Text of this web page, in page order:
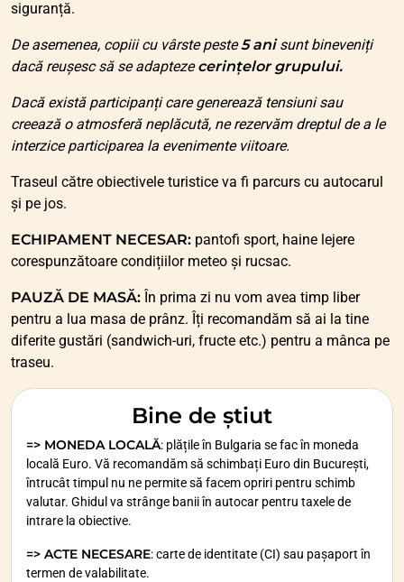
Bine de știut
=> MONEDA LOCALĂ: plățile în Bulgaria se fac în moneda
locală Euro. Vă recomandăm să schimbați Euro din București,
întrucât timpul nu ne permite să facem opriri pentru schimb
valutar. Ghidul va strânge banii în autocar pentru taxele de
intrare la obiective.
=> ACTE NECESARE: carte de identitate (CI) sau pașaport în
termen de valabilitate.
siguranță.
De asemenea, copiii cu vârste peste5 anisunt bineveniți
dacă reușesc să se adaptezecerințelor grupului.
Dacă există participanți care generează tensiuni sau
creează o atmosferă neplăcută, ne rezervăm dreptul de a le
interzice participarea la evenimente viitoare.
Traseul către obiectivele turistice va fi parcurs cu autocarul
și pe jos.
ECHIPAMENT NECESAR: pantofi sport, haine lejere
corespunzătoare condițiilor meteo și rucsac.
PAUZĂ DE MASĂ: În prima zi nu vom avea timp liber
pentru a lua masa de prânz. Îți recomandăm să ai la tine
diferite gustări (sandwich-uri, fructe etc.) pentru a mânca pe
traseu.